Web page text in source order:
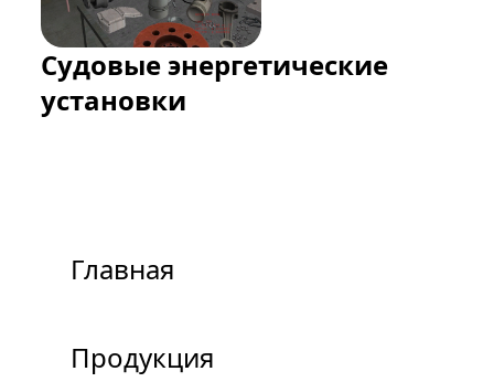
Судовые энергетические
установки
Главная
Продукция